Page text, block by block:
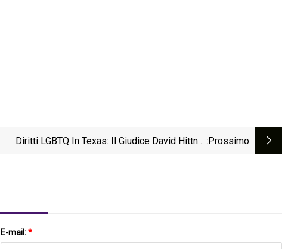
Diritti LGBTQ In Texas: Il Giudice David Hittner :Prossimo
E-mail:*